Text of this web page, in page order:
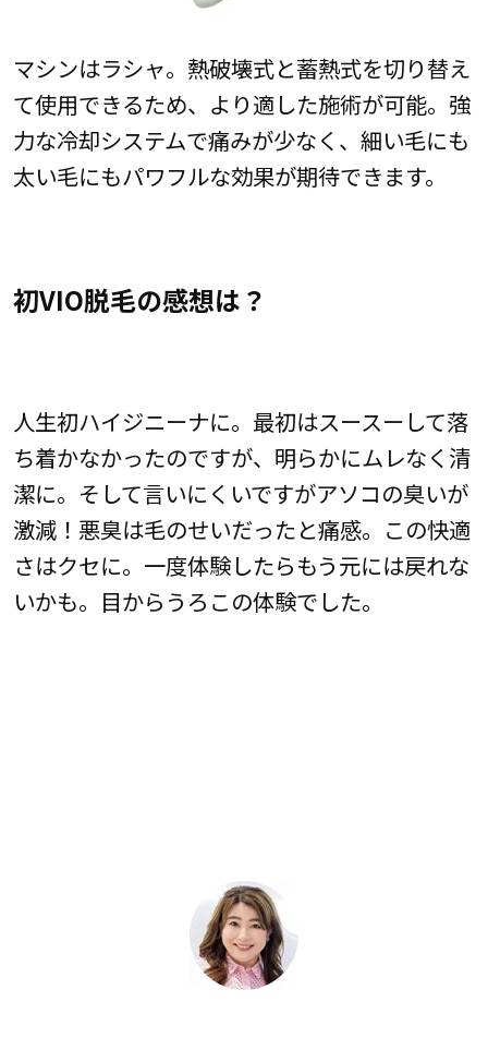
マシンはラシャ。熱破壊式と蓄熱式を切り替え
て使用できるため、より適した施術が可能。強
力な冷却システムで痛みが少なく、細い毛にも
太い毛にもパワフルな効果が期待できます。
初VIO脱毛の感想は？
人生初ハイジニーナに。最初はスースーして落
ち着かなかったのですが、明らかにムレなく清
潔に。そして言いにくいですがアソコの臭いが
激減！悪臭は毛のせいだったと痛感。この快適
さはクセに。一度体験したらもう元には戻れな
いかも。目からうろこの体験でした。